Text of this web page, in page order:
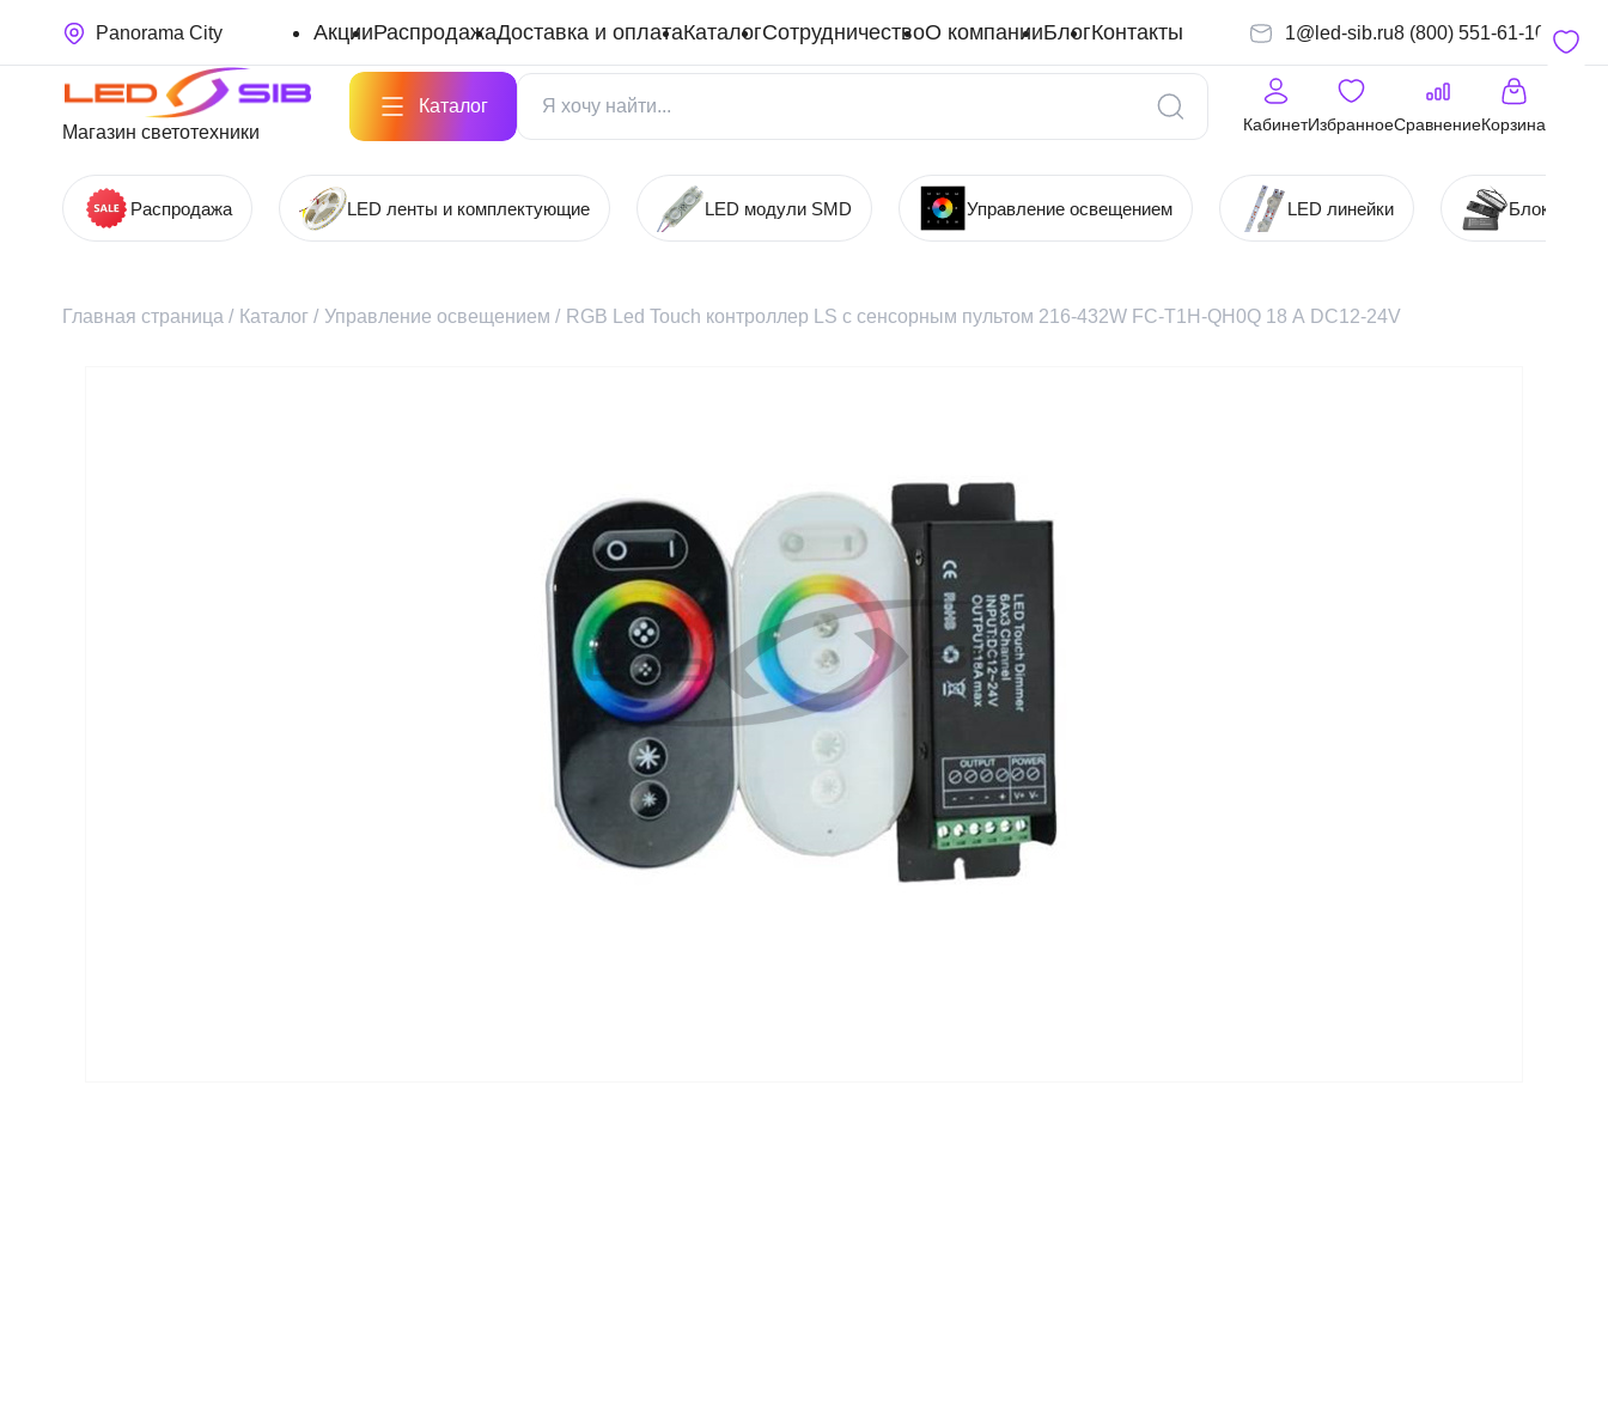
Panorama City АкцииРаспродажаДоставка и оплатаКаталогСотрудничествоО компанииБлогКонтакты 1@led-sib.ru8 (800) 551-61-10
Магазин светотехники
Каталог
КабинетИзбранноеСравнениеКорзина
Распродажа LED ленты и комплектующие LED модули SMD Управление освещением LED линейки Блоки
Главная страница / Каталог / Управление освещением / RGB Led Touch контроллер LS с сенсорным пультом 216-432W FC-T1H-QH0Q 18 А DC12-24V